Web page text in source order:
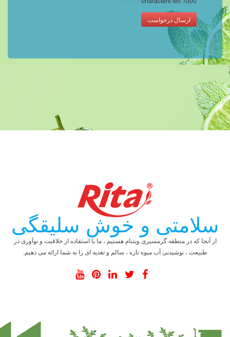
ارسال درخواست
سلامتی و خوش سلیقگی
از آنجا که در منطقه گرمسیری ویتنام هستیم ، ما با استفاده از خلاقیت و نوآوری در
طبیعت ، نوشیدنی آب میوه تازه ، سالم و تغذیه ای را به شما ارائه می دهیم.